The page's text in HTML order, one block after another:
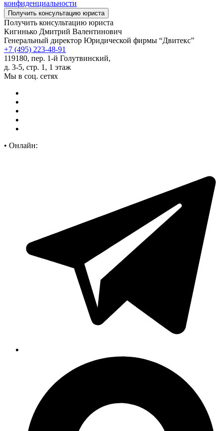
конфиденциальности
Получить консультацию юриста
Кигинько Дмитрий Валентинович
Генеральный директор Юридической фирмы “Двитекс”
+7 (495) 223-48-91
119180, пер. 1-й Голутвинский,
д. 3-5, стр. 1, 1 этаж
Мы в соц. сетях
• Онлайн: